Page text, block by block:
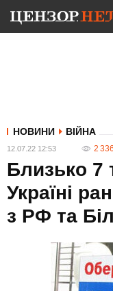
НОВИНИ ВІЙНА
12.07.22 12:53 2 336
Близько 7
Україні
з РФ та